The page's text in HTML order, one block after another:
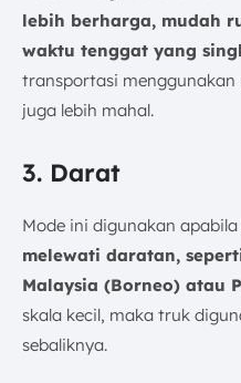
lebih berharga, mudah
waktu tenggat yang
transportasi
juga lebih mahal.
3. Darat
Mode ini digunakan apabila
melewati daratan,
Malaysia (Borneo) atau
skala kecil, maka truk
sebaliknya.